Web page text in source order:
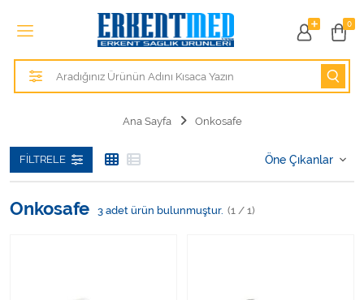
0
Tüm Kategoriler
Alezler
Hasta Bakım Ürünleri
Ana Sayfa Onkosafe
FILTRELE
Onkosafe 3 adet ürün bulunmuştur. (1 / 1)